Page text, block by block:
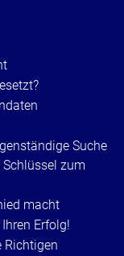
Suche
zum
macht
Erfolg!
Richtigen